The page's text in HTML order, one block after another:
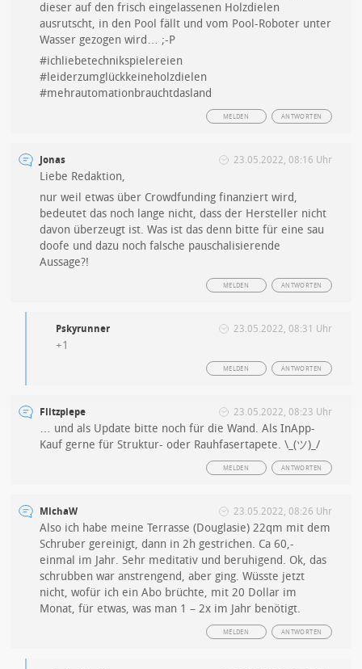
dieser auf den frisch eingelassenen Holzdielen
ausrutscht, in den Pool fällt und vom Pool-Roboter unter
Wasser gezogen wird… ;-P
#ichliebetechnikspielereien
#leiderzumglückkeineholzdielen
#mehrautomationbrauchtdasland
ANTWORTEN
MELDEN
Jonas 23.05.2022, 08:16 Uhr
Liebe Redaktion,
nur weil etwas über Crowdfunding finanziert wird,
bedeutet das noch lange nicht, dass der Hersteller nicht
davon überzeugt ist. Was ist das denn bitte für eine sau
doofe und dazu noch falsche pauschalisierende
Aussage?!
ANTWORTEN
MELDEN
Pskyrunner 23.05.2022, 08:31 Uhr
+1
ANTWORTEN
MELDEN
Flitzpiepe 23.05.2022, 08:23 Uhr
… und als Update bitte noch für die Wand. Als InApp-
Kauf gerne für Struktur- oder Rauhfasertapete. \_(ツ)_/
ANTWORTEN
MELDEN
MichaW 23.05.2022, 08:26 Uhr
Also ich habe meine Terrasse (Douglasie) 22qm mit dem
Schruber gereinigt, dann in 2h gestrichen. Ca 60,-
einmal im Jahr. Sehr meditativ und beruhigend. Ok, das
schrubben war anstrengend, aber ging. Wüsste jetzt
nicht, wofür ich ein Abo brüchte, mit 20 Dollar im
Monat, für etwas, was man 1 – 2x im Jahr benötigt.
ANTWORTEN
MELDEN